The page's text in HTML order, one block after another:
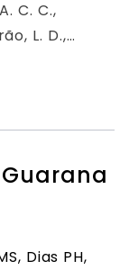
C. C.,
L. D.,
C. Z.,
(2022).
on
Compr Rev
Dias PH,